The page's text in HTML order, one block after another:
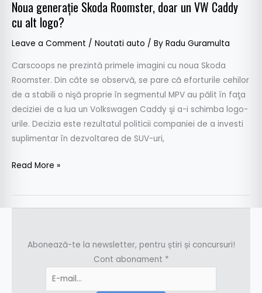
Noua generaţie Skoda Roomster, doar un VW Caddy
cu alt logo?
Leave a Comment / Noutati auto / By Radu Guramulta
Carscoops ne prezintă primele imagini cu noua Skoda
Roomster. Din câte se observă, se pare că eforturile cehilor
de a stabili o nişă proprie în segmentul MPV au pălit în faţa
deciziei de a lua un Volkswagen Caddy şi a-i schimba logo-
urile. Decizia este rezultatul politicii companiei de a investi
suplimentar în dezvoltarea de SUV-uri,
Read More »
Abonează-te la newsletter, pentru știri și concursuri!
Cont abonament *